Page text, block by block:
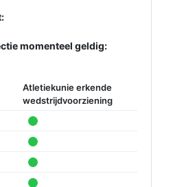
momenteel geldig:
Atletiekunie erkende
wedstrijdvoorziening